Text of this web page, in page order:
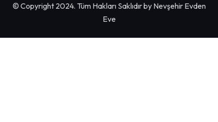
© Copyright 2024. Tüm Hakları Saklıdır by Nevşehir Evden
Eve